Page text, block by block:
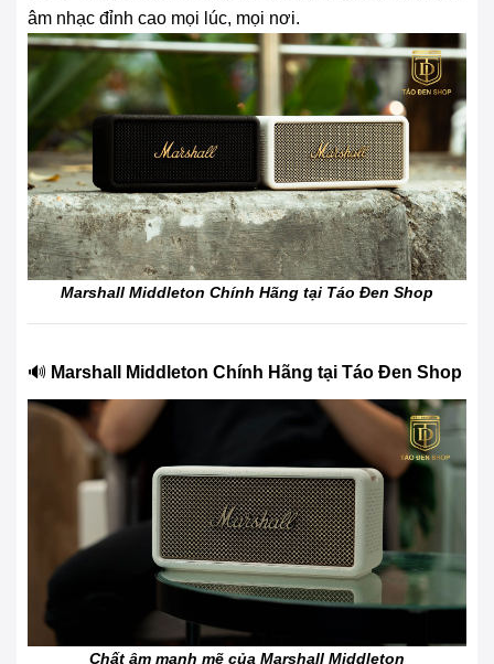
âm nhạc đỉnh cao mọi lúc, mọi nơi.
Marshall Middleton Chính Hãng tại Táo Đen Shop
🔊 Marshall Middleton Chính Hãng tại Táo Đen Shop
Chất âm mạnh mẽ của Marshall Middleton